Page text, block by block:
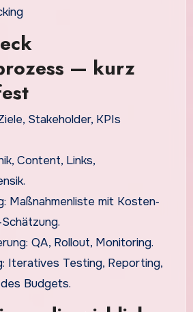
— kurz
Stakeholder, KPIs
Content, Links,
Maßnahmenliste mit Kosten‑
QA, Rollout, Monitoring.
Iteratives Testing, Reporting,
Budgets.